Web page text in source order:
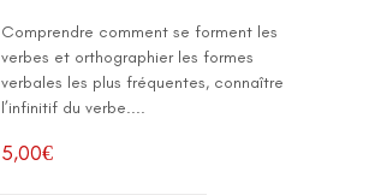
Comprendre comment se forment les
verbes et orthographier les formes
verbales les plus fréquentes, connaître
l’infinitif du verbe....
5,00€